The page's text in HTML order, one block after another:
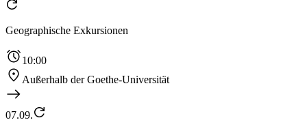
Geographische Exkursionen
10:00
Außerhalb der Goethe-Universität
07.09.